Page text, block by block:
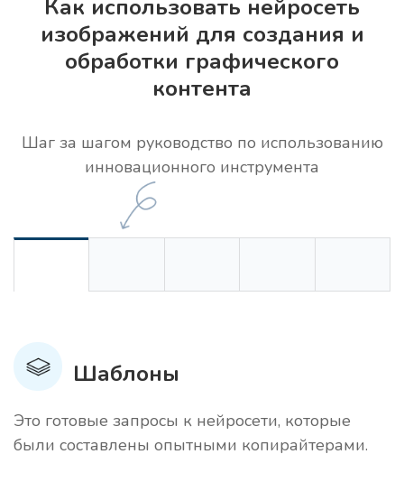
Как использовать нейросеть
изображений для создания и
обработки графического
контента
Шаг за шагом руководство по использованию
инновационного инструмента
Шаблоны
Это готовые запросы к нейросети, которые
были составлены опытными копирайтерами.